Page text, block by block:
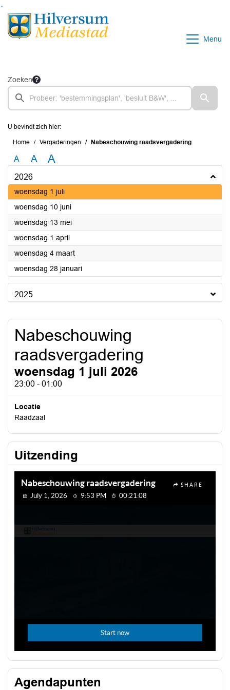
Ga naar de inhoud van deze pagina
Ga naar het zoeken
Menu
Zoeken
U bevindt zich hier:
Home Vergaderingen Nabeschouwing raadsvergadering
A A A
2026
woensdag 1 juli2026
woensdag 10 juni2026
woensdag 13 mei2026
woensdag 1 april2026
woensdag 4 maart2026
woensdag 28 januari2026
2025
Nabeschouwing
raadsvergadering
woensdag 1 juli 2026
23:00 - 01:00
Locatie
Raadzaal
Uitzending
Agendapunten